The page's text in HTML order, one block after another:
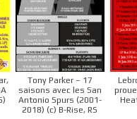
Tony Parker – 17
saisons avec les San
Antonio Spurs (2001-
2018) (c) B-Rise, RS